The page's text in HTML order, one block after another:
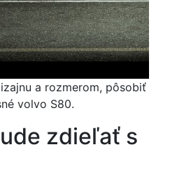
a rozmerom, pôsobiť
volvo S80.
zdieľať s